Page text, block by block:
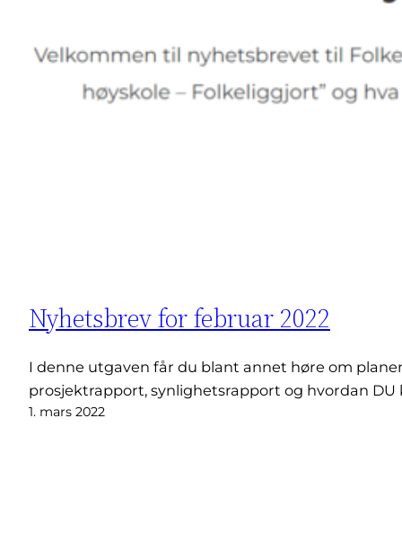
Nyhetsbrev for februar 2022
I denne utgaven får du blant annet høre om
prosjektrapport, synlighetsrapport og hvordan DU
1. mars 2022